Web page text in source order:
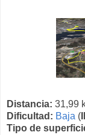
Distancia: 31,99
Dificultad: Baja (
Tipo de